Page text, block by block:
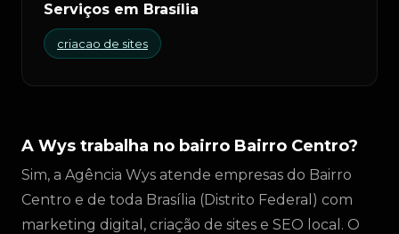
Serviços em Brasília
criacao de sites
A Wys trabalha no bairro Bairro Centro?
Sim, a Agência Wys atende empresas do Bairro
Centro e de toda Brasília (Distrito Federal) com
marketing digital, criação de sites e SEO local. O